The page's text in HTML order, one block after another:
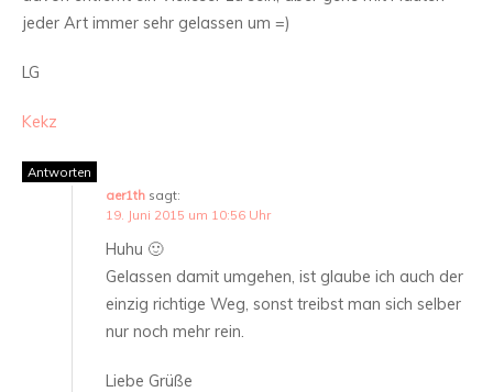
jeder Art immer sehr gelassen um =)
LG
Kekz
Antworten
aer1th sagt:
19. Juni 2015 um 10:56 Uhr
Huhu 🙂
Gelassen damit umgehen, ist glaube ich auch der
einzig richtige Weg, sonst treibst man sich selber
nur noch mehr rein.
Liebe Grüße